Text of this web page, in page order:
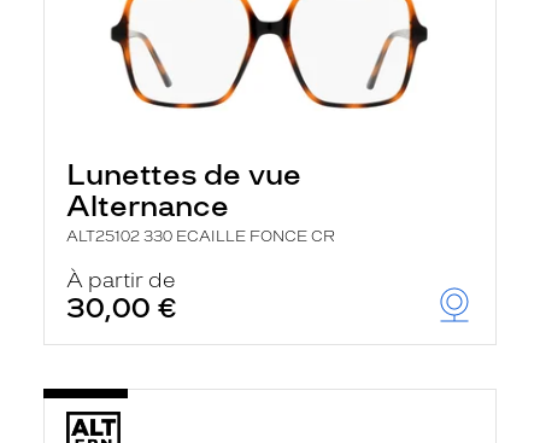
Lunettes de vue
Alternance
ALT25102 330 ECAILLE FONCE CR
À partir de
30,00 €